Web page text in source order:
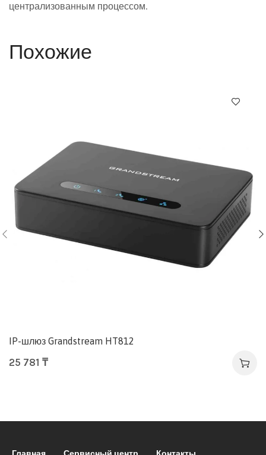
централизованным процессом.
Похожие
IP-шлюз Grandstream HT812
25 781 ₸